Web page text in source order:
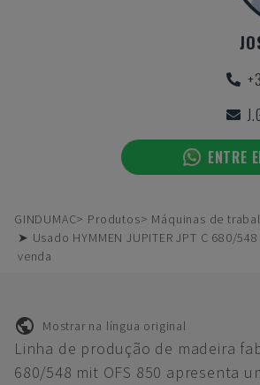
ENTRE
GINDUMAC Produtos
Máquinas de
➤ Usado HYMMEN JUPITER JPT C 680/
venda
Mostrar na língua original
Linha de produção de madeira
680/548 mit OFS 850 apresenta